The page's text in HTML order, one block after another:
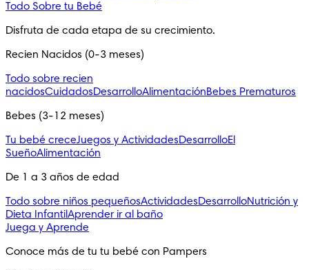
Todo Sobre tu Bebé
Disfruta de cada etapa de su crecimiento.
Recien Nacidos (0-3 meses)
Todo sobre recien
nacidosCuidadosDesarrolloAlimentaciónBebes Prematuros
Bebes (3-12 meses)
Tu bebé creceJuegos y ActividadesDesarrolloEl
SueñoAlimentación
De 1 a 3 años de edad
Todo sobre niños pequeñosActividadesDesarrolloNutrición y
Dieta InfantilAprender ir al baño
Juega y Aprende
Conoce más de tu tu bebé con Pampers